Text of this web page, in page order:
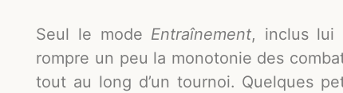
Seul le mode Entraînement, inclus lui
rompre un peu la monotonie des
tout au long d’un tournoi. Quelques